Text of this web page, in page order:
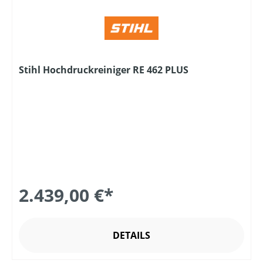
Stihl Hochdruckreiniger RE 462 PLUS
2.439,00 €*
DETAILS